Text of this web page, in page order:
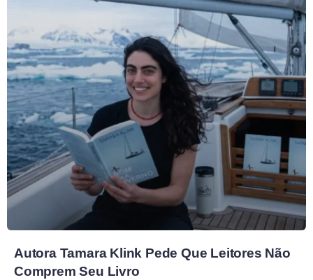
Autora Tamara Klink Pede Que Leitores Não
Comprem Seu Livro